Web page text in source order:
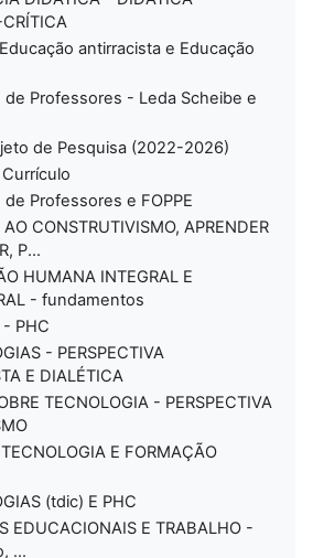
antirracista e Educação
de Professores - Leda Scheibe e
de Pesquisa (2022-2026)
de Professores e FOPPE
CONSTRUTIVISMO, APRENDER
P...
HUMANA INTEGRAL E
- fundamentos
PHC
- PERSPECTIVA
E DIALÉTICA
TECNOLOGIA - PERSPECTIVA
E FORMAÇÃO
(tdic) E PHC
EDUCACIONAIS E TRABALHO -
...